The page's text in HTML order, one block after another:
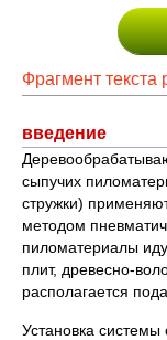
Фрагмент текста
введение
сыпучих
стружки)
методом
пиломатериалы
плит, древесно-
располагается
Установка системы